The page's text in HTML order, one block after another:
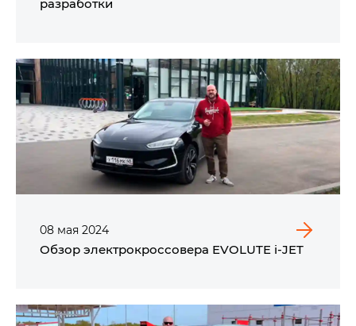
разработки
08 мая 2024
Обзор электрокроссовера EVOLUTE i‑JET